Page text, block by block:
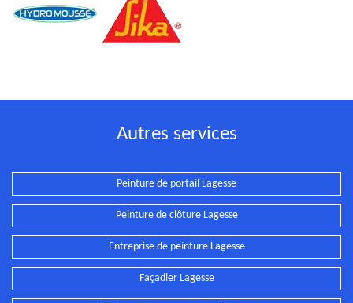
Autres services
Peinture de portail Lagesse
Peinture de clôture Lagesse
Entreprise de peinture Lagesse
Façadier Lagesse